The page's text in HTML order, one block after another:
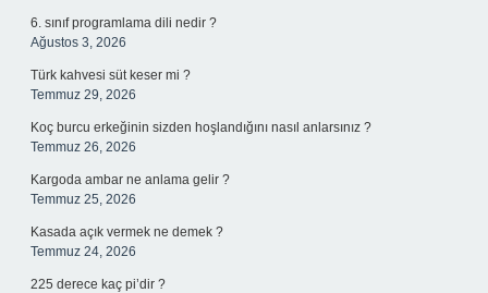
6. sınıf programlama dili nedir ?
Ağustos 3, 2026
Türk kahvesi süt keser mi ?
Temmuz 29, 2026
Koç burcu erkeğinin sizden hoşlandığını nasıl anlarsınız ?
Temmuz 26, 2026
Kargoda ambar ne anlama gelir ?
Temmuz 25, 2026
Kasada açık vermek ne demek ?
Temmuz 24, 2026
225 derece kaç pi’dir ?